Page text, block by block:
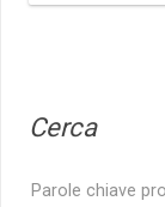
Cerca